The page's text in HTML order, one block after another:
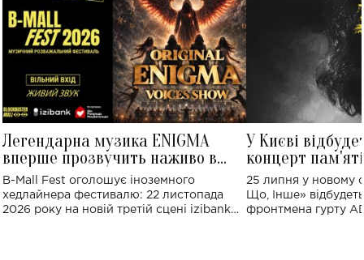
Легендарна музика ENIGMA
вперше прозвучить наживо в
Україні: де відбудеться концерт
B-Mall Fest оголошує іноземного
хедлайнера фестивалю: 22 листопада
2026 року на новій третій сцені izibank
У Києві
концерт
Клименка:
виконають
25 липня у новому
Що, Інше»
фронтмена гурту